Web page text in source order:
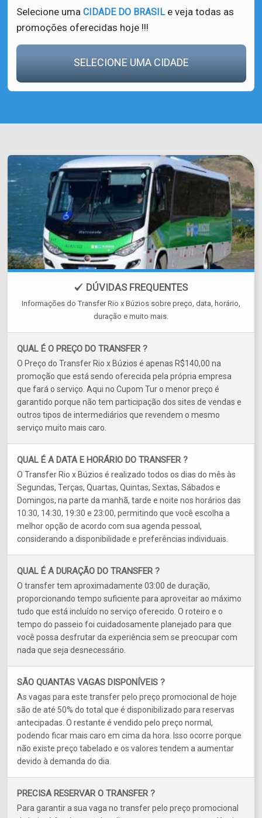
Selecione uma CIDADE DO BRASILe veja todas as
promoções oferecidas hoje !!!
SELECIONE UMA CIDADE
DÚVIDAS FREQUENTES
Informações do Transfer Rio x Búzios sobre preço, data, horário,
duração e muito mais.
QUAL É O PREÇO DO TRANSFER ?
O Preço do Transfer Rio x Búzios é apenas R$140,00 na
promoção que está sendo oferecida pela própria empresa
que fará o serviço. Aqui no Cupom Tur o menor preço é
garantido porque não tem participação dos sites de vendas e
outros tipos de intermediários que revendem o mesmo
serviço muito mais caro.
QUAL É A DATA E HORÁRIO DO TRANSFER ?
O Transfer Rio x Búzios é realizado todos os dias do mês às
Segundas, Terças, Quartas, Quintas, Sextas, Sábados e
Domingos, na parte da manhã, tarde e noite nos horários das
10:30, 14:30, 19:30 e 23:00, permitindo que você escolha a
melhor opção de acordo com sua agenda pessoal,
considerando a disponibilidade e preferências individuais.
QUAL É A DURAÇÃO DO TRANSFER ?
O transfer tem aproximadamente 03:00 de duração,
proporcionando tempo suficiente para aproveitar ao máximo
tudo que está incluído no serviço oferecido. O roteiro e o
tempo do passeio foi cuidadosamente planejado para que
você possa desfrutar da experiência sem se preocupar com
nada que seja desnecessário.
SÃO QUANTAS VAGAS DISPONÍVEIS ?
As vagas para este transfer pelo preço promocional de hoje
são de até 50% do total que é disponibilizado para reservas
antecipadas. O restante é vendido pelo preço normal,
podendo ficar mais caro em cima da hora. Isso ocorre porque
não existe preço tabelado e os valores tendem a aumentar
devido à demanda do dia.
PRECISA RESERVAR O TRANSFER ?
Para garantir a sua vaga no transfer pelo preço promocional